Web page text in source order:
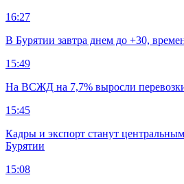
16:27
В Бурятии завтра днем до +30,
15:49
На ВСЖД на 7,7% выросли
15:45
Кадры и экспорт станут
Бурятии
15:08